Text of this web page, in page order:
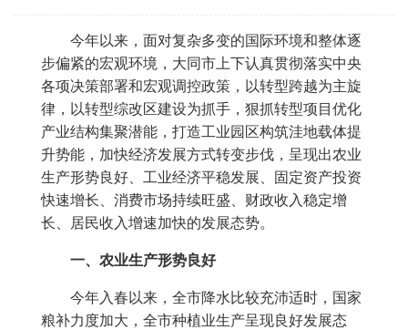
今年以来，面对复杂多变的国际环境和整体逐
步偏紧的宏观环境，大同市上下认真贯彻落实中央
各项决策部署和宏观调控政策，以转型跨越为主旋
律，以转型综改区建设为抓手，狠抓转型项目优化
产业结构集聚潜能，打造工业园区构筑洼地载体提
升势能，加快经济发展方式转变步伐，呈现出农业
生产形势良好、工业经济平稳发展、固定资产投资
快速增长、消费市场持续旺盛、财政收入稳定增
长、居民收入增速加快的发展态势。
一、农业生产形势良好
今年入春以来，全市降水比较充沛适时，国家
粮补力度加大，全市种植业生产呈现良好发展态